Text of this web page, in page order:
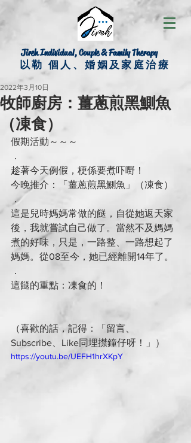
Jireh Individual, Couple & Family Therapy
以勒 個人、婚姻及家庭治療
牧師廚房：薑蔥煎黑鰂魚
（凍食）
2022年3月10日
假期活動～～～
．
趁著今天例假，梗係要煮吓嘢！
今晚推介：「薑蔥煎黑鰂魚」（凍食）
．
這是兒時媽媽常做的餸，自從她返天家
後，我就嘗試自己做了。當然不及媽媽
煮的好味，只是，一路整、一路想起了
媽媽。從08至今，她已經離開14年了。
．
這餸的重點：凍食的！
（喜歡的話，記得：「留言、
Subscribe、Like同埋㩒鐘仔呀！」）
https://youtu.be/UEFH1hrXKpY